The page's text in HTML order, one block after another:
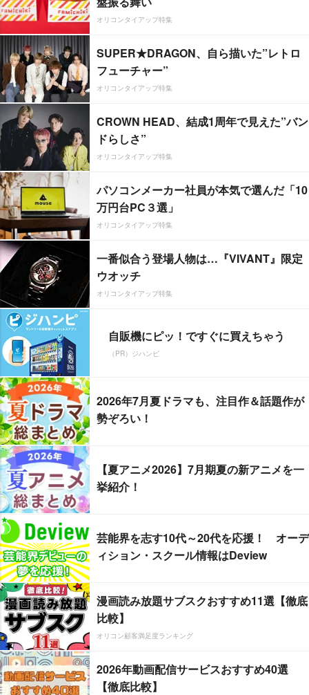
オリコンタイアップ特集
SUPER★DRAGON、自ら描いた”レトロ
フューチャー”
オリコンタイアップ特集
CROWN HEAD、結成1周年で見えた”バン
ドらしさ”
オリコンタイアップ特集
パソコンメーカー社員が本気で選んだ「10
万円台PC３選」
オリコンタイアップ特集
一番似合う登場人物は…『VIVANT』限定
ウオッチ
オリコンタイアップ特集
自販機にピッ！ですぐに買えちゃう
（PR）ジハンピ
2026年7月夏ドラマも、注目作＆話題作が
勢ぞろい！
【夏アニメ2026】7月期夏の新アニメを一
挙紹介！
芸能界を志す10代～20代を応援！ オーデ
ィション・スクール情報はDeview
漫画読み放題サブスクおすすめ11選【徹底
比較】
オリコン顧客満足度ランキング
2026年動画配信サービスおすすめ40選
【徹底比較】